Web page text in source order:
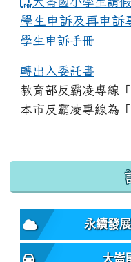
學生申訴及再申訴
學生申訴手冊
轉出入委託書
教育部反霸凌專線
本市反霸凌專線為
:::
永續發
大崙